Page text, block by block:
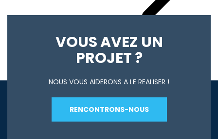
VOUS AVEZ UN
PROJET ?
NOUS VOUS AIDERONS A LE REALISER !
RENCONTRONS-NOUS